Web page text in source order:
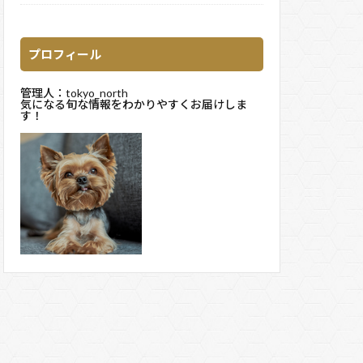
プロフィール
管理人：tokyo_north
気になる旬な情報をわかりやすくお届けしま
す！